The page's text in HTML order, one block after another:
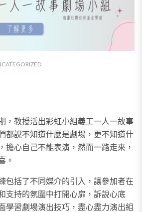
，教授活出彩虹小組義工一人一故事
都說不知道什麼是劇場，更不知道什
擔心自己不能表演，然而一路走來，
。
包括了不同媒介的引入，讓參加者在
支持的氛圍中打開心扉，訴說心底
學習劇場演出技巧，盡心盡力演出組